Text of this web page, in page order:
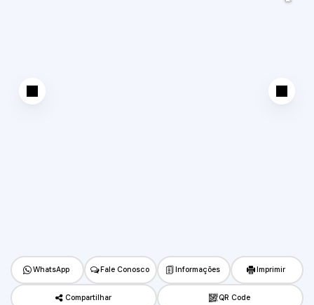
WhatsApp Fale Conosco Informações Imprimir
Compartilhar QR Code